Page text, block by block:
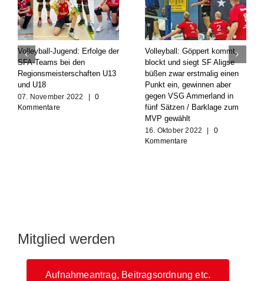
Volleyball-Jugend: Erfolge der
SFA-Teams bei den
Regionsmeisterschaften U13
und U18
07. November 2022 |
0
Kommentare
Volleyball: Göppert kommt,
blockt und siegt SF Aligse
büßen zwar erstmalig einen
Punkt ein, gewinnen aber
gegen VSG Ammerland in
fünf Sätzen / Barklage zum
MVP gewählt
16. Oktober 2022 |
0
Kommentare
Mitglied werden
Aufnahmeantrag, Beitragsordnung etc.